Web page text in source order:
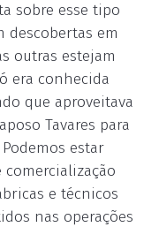
sobre esse tipo
descobertas em
outras estejam
era conhecida
que aproveitava
Tavares para
estar
e técnicos
nas operações